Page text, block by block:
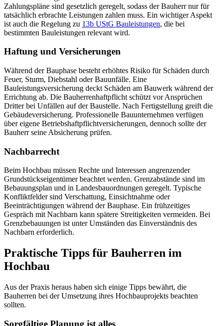
Zahlungspläne sind gesetzlich geregelt, sodass der Bauherr nur für
tatsächlich erbrachte Leistungen zahlen muss. Ein wichtiger Aspekt
ist auch die Regelung zu 13b UStG Bauleistungen, die bei
bestimmten Bauleistungen relevant wird.
Haftung und Versicherungen
Während der Bauphase besteht erhöhtes Risiko für Schäden durch
Feuer, Sturm, Diebstahl oder Bauunfälle. Eine
Bauleistungsversicherung deckt Schäden am Bauwerk während der
Errichtung ab. Die Bauherrenhaftpflicht schützt vor Ansprüchen
Dritter bei Unfällen auf der Baustelle. Nach Fertigstellung greift die
Gebäudeversicherung. Professionelle Bauunternehmen verfügen
über eigene Betriebshaftpflichtversicherungen, dennoch sollte der
Bauherr seine Absicherung prüfen.
Nachbarrecht
Beim Hochbau müssen Rechte und Interessen angrenzender
Grundstückseigentümer beachtet werden. Grenzabstände sind im
Bebauungsplan und in Landesbauordnungen geregelt. Typische
Konfliktfelder sind Verschattung, Einsichtnahme oder
Beeinträchtigungen während der Bauphase. Ein frühzeitiges
Gespräch mit Nachbarn kann spätere Streitigkeiten vermeiden. Bei
Grenzbebauungen ist unter Umständen das Einverständnis des
Nachbarn erforderlich.
Praktische Tipps für Bauherren im
Hochbau
Aus der Praxis heraus haben sich einige Tipps bewährt, die
Bauherren bei der Umsetzung ihres Hochbauprojekts beachten
sollten.
Sorgfältige Planung ist alles